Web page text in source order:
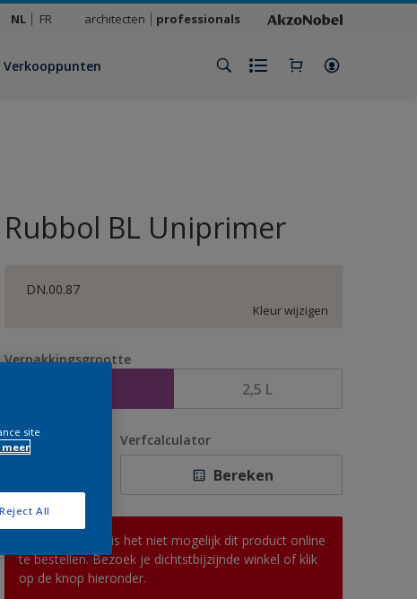
NL FR architecten professionals
Verkooppunten
Rubbol BL Uniprimer
DN.00.87
Kleur wijzigen
Verpakkingsgrootte
2,5 L
Aantal Verfcalculator
Bereken
Op dit moment is het niet mogelijk dit product online
te bestellen. Bezoek je dichtstbijzijnde winkel of klik
op de knop hieronder.
site
Reject All